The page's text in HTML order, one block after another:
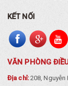
KẾT NỐI
VĂN PHÒNG
Địa chỉ:208, Nguyễn